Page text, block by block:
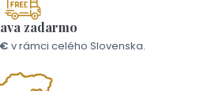
zadarmo
v rámci celého Slovenska.